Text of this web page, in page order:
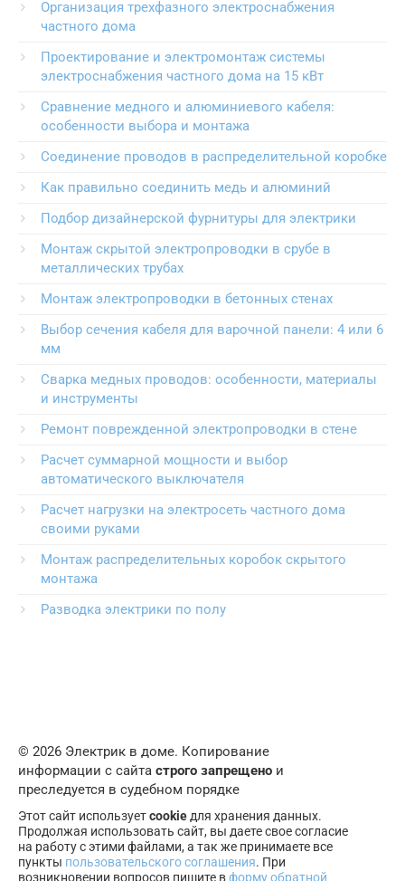
Организация трехфазного электроснабжения
частного дома
Проектирование и электромонтаж системы
электроснабжения частного дома на 15 кВт
Сравнение медного и алюминиевого кабеля:
особенности выбора и монтажа
Соединение проводов в распределительной коробке
Как правильно соединить медь и алюминий
Подбор дизайнерской фурнитуры для электрики
Монтаж скрытой электропроводки в срубе в
металлических трубах
Монтаж электропроводки в бетонных стенах
Выбор сечения кабеля для варочной панели: 4 или 6
мм
Сварка медных проводов: особенности, материалы
и инструменты
Ремонт поврежденной электропроводки в стене
Расчет суммарной мощности и выбор
автоматического выключателя
Расчет нагрузки на электросеть частного дома
своими руками
Монтаж распределительных коробок скрытого
монтажа
Разводка электрики по полу
© 2026 Электрик в доме. Копирование
информации с сайта строго запрещено и
преследуется в судебном порядке
Этот сайт используетcookie для хранения данных.
Продолжая использовать сайт, вы даете свое согласие
на работу с этими файлами, а так же принимаете все
пункты пользовательского соглашения. При
возникновении вопросов пишите вформу обратной